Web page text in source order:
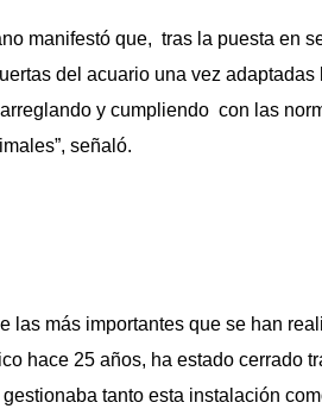
que, tras la puesta en
del acuario una vez
y cumpliendo con las
señaló.
las más importantes que se han
hace 25 años, ha estado cerrado
tanto esta instalación